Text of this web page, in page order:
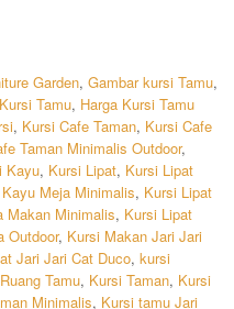
Garden, Gambar kursi Tamu,
Tamu, Harga Kursi Tamu
, Kursi Cafe Taman, Kursi Cafe
Taman Minimalis Outdoor,
Kayu, Kursi Lipat, Kursi Lipat
Meja Minimalis, Kursi Lipat
Makan Minimalis, Kursi Lipat
Outdoor, Kursi Makan Jari Jari
Jari Jari Cat Duco, kursi
Tamu, Kursi Taman, Kursi
Minimalis, Kursi tamu Jari